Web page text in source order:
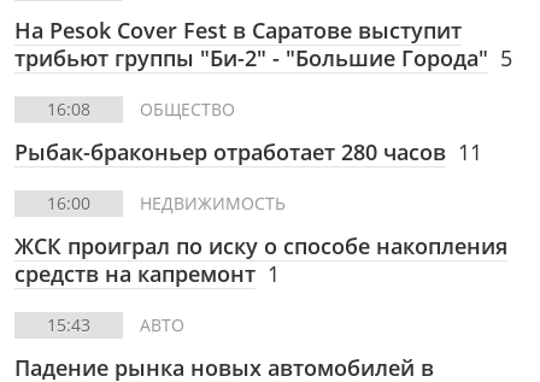
На Pesok Cover Fest в Саратове выступит
трибьют группы "Би-2" - "Большие Города" 5
16:08 ОБЩЕСТВО
Рыбак-браконьер отработает 280 часов 11
16:00 НЕДВИЖИМОСТЬ
ЖСК проиграл по иску о способе накопления
средств на капремонт 1
15:43 АВТО
Падение рынка новых автомобилей в